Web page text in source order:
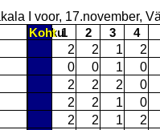
I voor, 17.november,
Kokku
Koht 1 2 3 4
2 2 1
2
0 0 1
0
2 2 2
0
2 2 1
0
2 2 1
2